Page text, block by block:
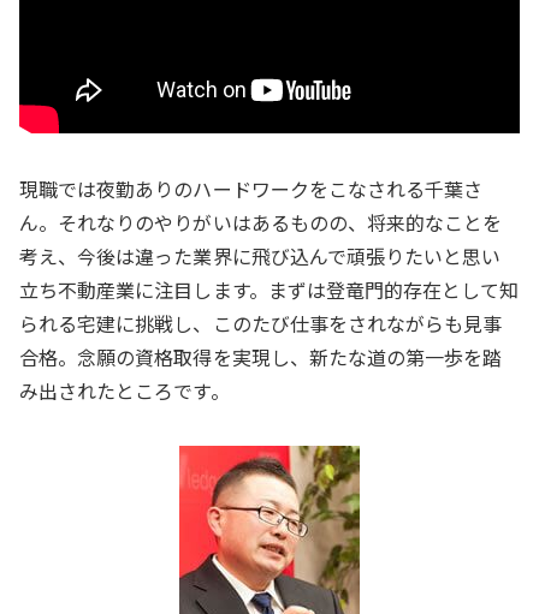
現職では夜勤ありのハードワークをこなされる千葉さ
ん。それなりのやりがいはあるものの、将来的なことを
考え、今後は違った業界に飛び込んで頑張りたいと思い
立ち不動産業に注目します。まずは登竜門的存在として知
られる宅建に挑戦し、このたび仕事をされながらも見事
合格。念願の資格取得を実現し、新たな道の第一歩を踏
み出されたところです。